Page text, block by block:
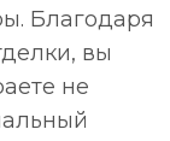
Благодаря
вы
не